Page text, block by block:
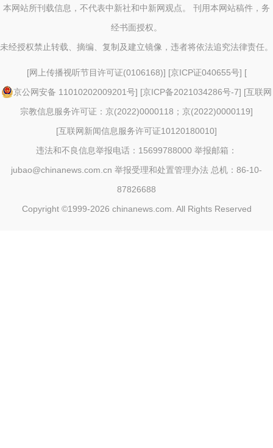
本网站所刊载信息，不代表中新社和中新网观点。 刊用本网站稿件，务
经书面授权。
未经授权禁止转载、摘编、复制及建立镜像，违者将依法追究法律责任。
[网上传播视听节目许可证(0106168)] [京ICP证040655号] [
京公网安备 11010202009201号] [京ICP备2021034286号-7] [互联网
宗教信息服务许可证：京(2022)0000118；京(2022)0000119]
[互联网新闻信息服务许可证10120180010]
违法和不良信息举报电话：15699788000 举报邮箱：
jubao@chinanews.com.cn 举报受理和处置管理办法 总机：86-10-
87826688
Copyright ©1999-2026 chinanews.com. All Rights Reserved